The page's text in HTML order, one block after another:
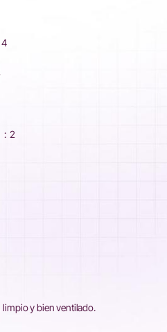
: 2
y bien ventilado.